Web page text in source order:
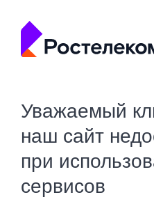
Уважаемый
наш сайт
при
сервисов